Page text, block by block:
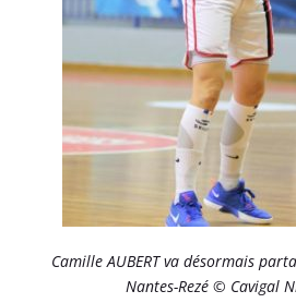
Camille AUBERT va désormais
Nantes-Rezé © Cavigal